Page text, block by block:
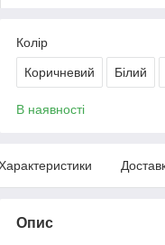
Колір
Коричневий Білий
В наявності
Опис